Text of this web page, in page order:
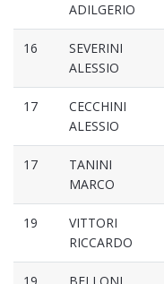
ADILGERIO
16
SEVERINI
ALESSIO
17
CECCHINI
ALESSIO
17
TANINI
MARCO
19
VITTORI
RICCARDO